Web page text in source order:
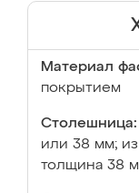
Материал
покрытием
Столешница:
или 38 мм;
толщина 38